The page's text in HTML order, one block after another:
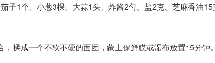
子1个、小葱3棵、大蒜1头、炸酱2勺、盐2克、芝麻香油15
，揉成一个不软不硬的面团，蒙上保鲜膜或湿布放置15分钟。